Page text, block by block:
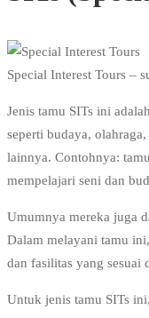
Special Interest Tours –
Jenis tamu SITs ini
seperti budaya,
lainnya. Contohnya:
mempelajari seni dan
Umumnya mereka juga
Dalam melayani tamu
dan fasilitas yang sesuai
Untuk jenis tamu SITs